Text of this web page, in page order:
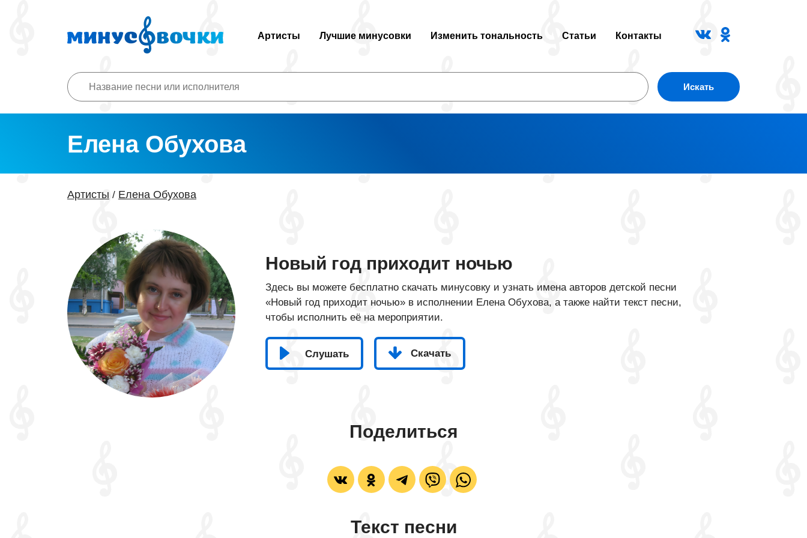
Артисты Лучшие минусовки Изменить тональность Статьи Контакты
Искать
Елена Обухова
Артисты / Елена Обухова
Новый год приходит ночью
Здесь вы можете бесплатно скачать минусовку и узнать имена авторов детской песни
«Новый год приходит ночью» в исполнении Елена Обухова, а также найти текст песни,
чтобы исполнить её на мероприятии.
Слушать Скачать
Поделиться
Текст песни